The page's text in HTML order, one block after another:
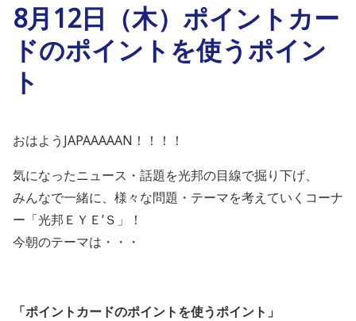
8月12日（木）ポイントカー
ドのポイントを使うポイン
ト
おはようJAPAAAAAN！！！！
気になったニュース・話題を光邦の目線で掘り下げ、
みんなで一緒に、様々な問題・テーマを考えていくコーナ
ー「光邦ＥＹＥ’Ｓ」！
今朝のテーマは・・・
「ポイントカードのポイントを使うポイント」